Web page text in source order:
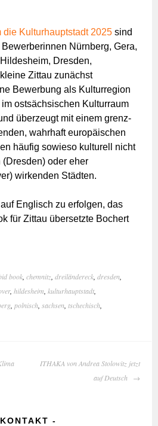
die Kulturhauptstadt 2025 sind
Nürnberg, Gera,
Dresden,
Zittau zunächst
Bewerbung als Kulturregion
ostsächsischen Kulturraum
überzeugt mit einem grenz-
wahrhaft europäischen
häufig sowieso kulturell nicht
oder eher
wirkenden Städten.
Englisch zu erfolgen, das
für Zittau übersetzte Bochert
book ,chemnitz ,dreiländereck ,dresden
,hildesheim ,kulturhauptstadt
,polnisch ,sachsen ,tschechisch
ITHAKA von Andrea Stolowitz jetzt
auf Deutsch
KONTAKT